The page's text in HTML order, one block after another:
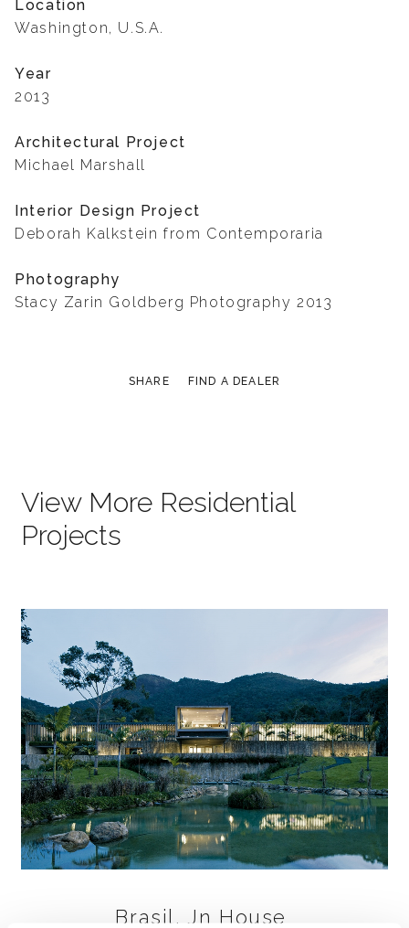
Location
Washington, U.S.A.
Year
2013
Architectural Project
Michael Marshall
Interior Design Project
Deborah Kalkstein from Contemporaria
Photography
Stacy Zarin Goldberg Photography 2013
SHARE FIND A DEALER
View More Residential
Projects
Brasil, Jn House